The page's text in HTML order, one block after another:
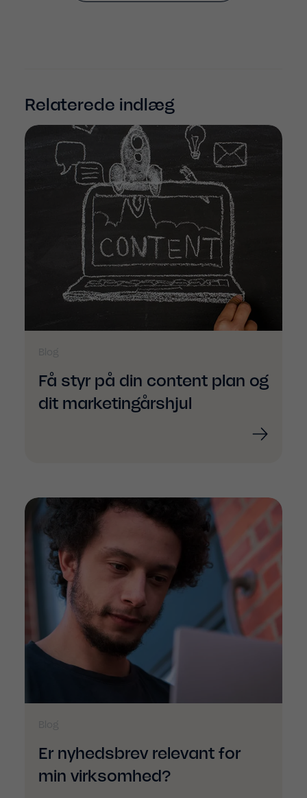
Relaterede indlæg
Få styr på din content plan og
dit marketingårshjul
Er nyhedsbrev relevant for
min virksomhed?